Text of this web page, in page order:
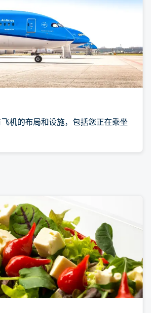
机的布局和设施，包括您正在乘坐